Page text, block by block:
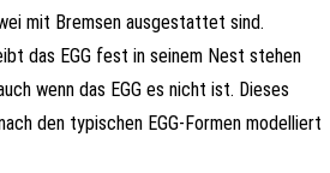
mit Bremsen ausgestattet sind.
das EGG fest in seinem Nest stehen
wenn das EGG es nicht ist. Dieses
den typischen EGG-Formen modelliert